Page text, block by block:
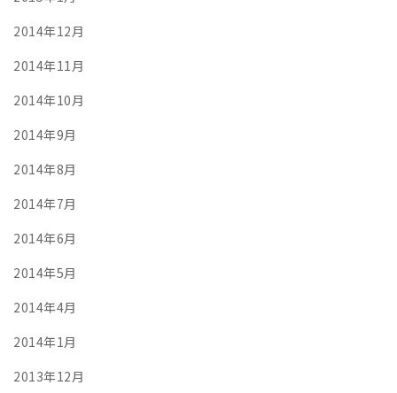
2014年12月
2014年11月
2014年10月
2014年9月
2014年8月
2014年7月
2014年6月
2014年5月
2014年4月
2014年1月
2013年12月